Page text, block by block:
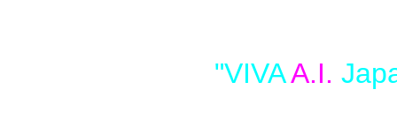
"VIVAA.I.